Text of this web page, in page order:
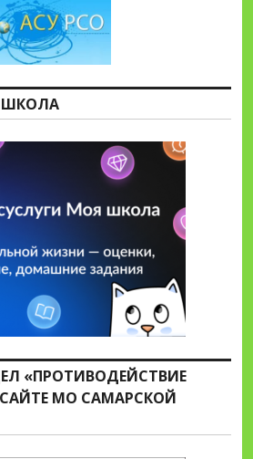
ШКОЛА
«ПРОТИВОДЕЙСТВИЕ
МО САМАРСКОЙ